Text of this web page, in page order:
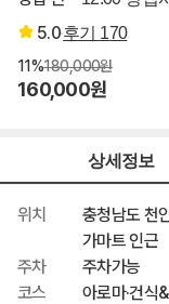
5.0후기 170
11%180,000원
160,000원
상세정보
위치
충청남도 천
가마트 인근
주차
주차가능
코스
아로마·건식